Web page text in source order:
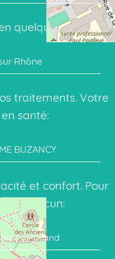
quelques clics:
Rhône
traitements. Votre
santé:
BUZANCY
et confort. Pour
à chacun:
le-Grand